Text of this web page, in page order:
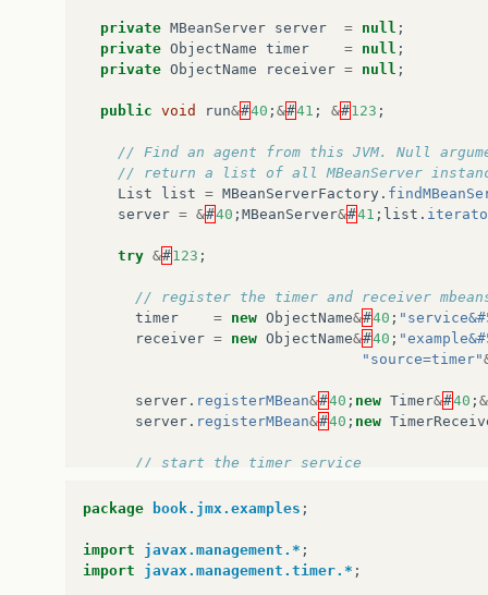
private MBeanServer server = null ;
private ObjectName timer = null ;
private ObjectName receiver = null ;
public void run&#40 ; &#41 ; &#123 ;
// Find an agent from this JVM. Null
// return a list of all MBeanServer
List
list = MBeanServerFactory .
server = &#40 ; MBeanServer&#41 ; list .
try &#123 ;
// register the timer and receiver
timer
= new ObjectName&#40 ;
receiver = new ObjectName&#40 ;
"source=timer"
server . registerMBean&#40 ; new Timer&#40 ; &
server . registerMBean&#40 ; new
// start the timer service
// past the registration
Date date = new Date &# 40; System
package book.jmx.examples ;
import javax.management.* ;
import
javax.management.timer.* ;